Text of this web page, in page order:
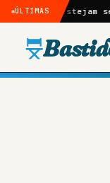
ÚLTIMAS
sendo filmados